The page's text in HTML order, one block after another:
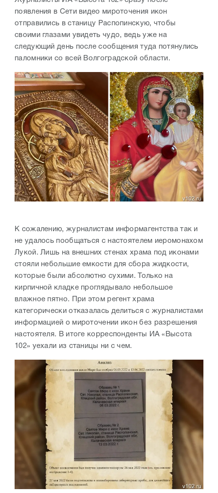
появления в Сети видео мироточения икон
отправились в станицу Распопинскую, чтобы
своими глазами увидеть чудо, ведь уже на
следующий день после сообщения туда потянулись
паломники со всей Волгоградской области.
К сожалению, журналистам информагентства так и
не удалось пообщаться с настоятелем иеромонахом
Лукой. Лишь на внешних стенах храма под иконами
стояли небольшие емкости для сбора жидкости,
которые были абсолютно сухими. Только на
кирпичной кладке проглядывало небольшое
влажное пятно. При этом регент храма
категорически отказалась делиться с журналистами
информацией о мироточении икон без разрешения
настоятеля. В итоге корреспонденты ИА «Высота
102» уехали из станицы ни с чем.